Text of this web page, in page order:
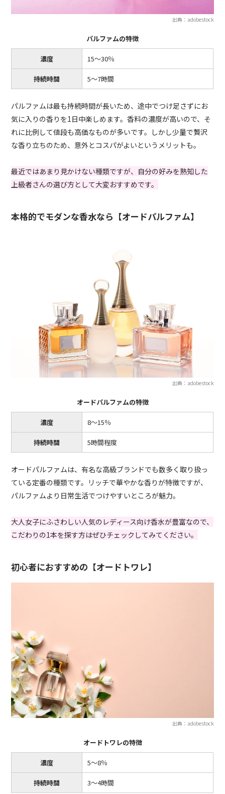
出典：adobestock
パルファムの特徴
濃度 15〜30％
持続時間 5〜7時間
パルファムは最も持続時間が長いため、途中でつけ足さずにお
気に入りの香りを1日中楽しめます。香料の濃度が高いので、そ
れに比例して値段も高価なものが多いです。しかし少量で贅沢
な香り立ちのため、意外とコスパがよいというメリットも。
最近ではあまり見かけない種類ですが、自分の好みを熟知した
上級者さんの選び方として大変おすすめです。
本格的でモダンな香水なら【オードパルファム】
出典：adobestock
オードパルファムの特徴
濃度 8〜15％
持続時間 5時間程度
オードパルファムは、有名な高級ブランドでも数多く取り扱っ
ている定番の種類です。リッチで華やかな香りが特徴ですが、
パルファムより日常生活でつけやすいところが魅力。
大人女子にふさわしい人気のレディース向け香水が豊富なので、
こだわりの1本を探す方はぜひチェックしてみてください。
初心者におすすめの【オードトワレ】
出典：adobestock
オードトワレの特徴
濃度 5〜8％
持続時間 3〜4時間